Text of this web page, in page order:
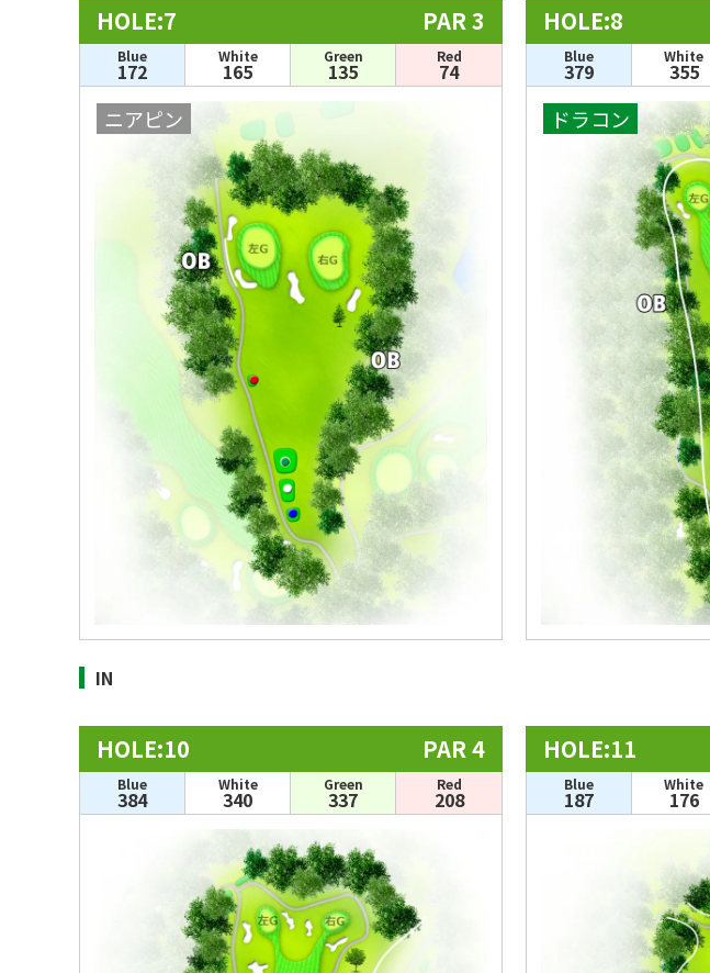
HOLE:7 PAR 3
Blue
172
White
165
Green
135
Red
74
ニアピン
HOLE:8
Blue
379
White
355
ドラコン
IN
HOLE:10 PAR 4
Blue
384
White
340
Green
337
Red
208
HOLE:11
Blue
187
White
176